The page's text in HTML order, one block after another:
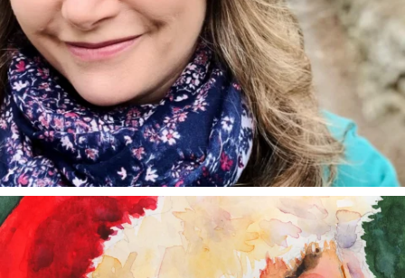
annettemorris.art
Dec 24